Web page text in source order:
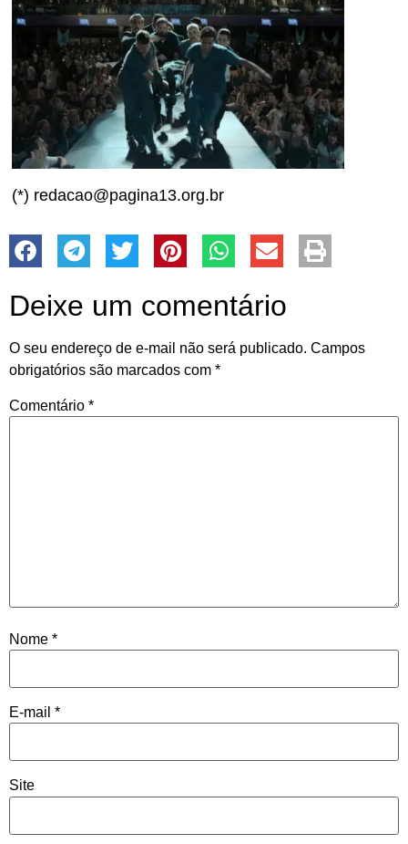
(*) redacao@pagina13.org.br
Deixe um comentário
O seu endereço de e-mail não será publicado. Campos
obrigatórios são marcados com *
Comentário *
Nome *
E-mail *
Site